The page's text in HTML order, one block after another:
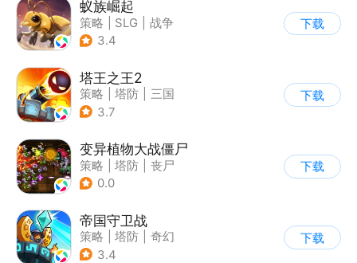
蚁族崛起
策略 SLG
战争
| 卡通
3.4
下载
塔王之王2
策略 塔防
三国
| 中国风
3.7
下载
变异植物大战僵尸
策略 塔防
丧尸
| 卡通
0.0
下载
帝国守卫战
策略 塔防
奇幻
| 卡通
3.4
下载